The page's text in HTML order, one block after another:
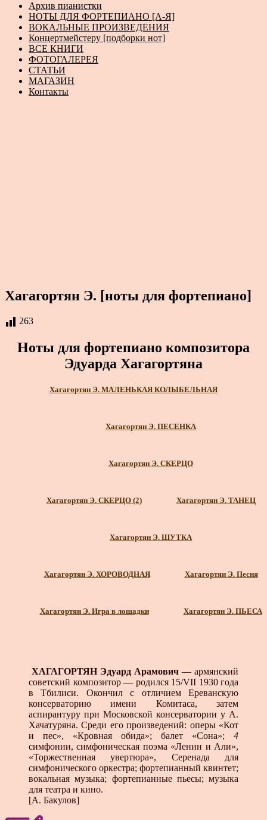
Архив пианистки
НОТЫ ДЛЯ ФОРТЕПИАНО [А-Я]
ВОКАЛЬНЫЕ ПРОИЗВЕДЕНИЯ
Концертмейстеру [подборки нот]
ВСЕ КНИГИ
ФОТОГАЛЕРЕЯ
СТАТЬИ
МАГАЗИН
Контакты
Хагагортян Э. [ноты для фортепиано]
263
Ноты для фортепиано композитора
Эдуарда Хагагортяна
Хагагортян Э. МАЛЕНЬКАЯ КОЛЫБЕЛЬНАЯ
Хагагортян Э. ПЕСЕНКА
Хагагортян Э. СКЕРЦО
Хагагортян Э. СКЕРЦО (2) Хагагортян Э. ТАНЕЦ
Хагагортян Э. ШУТКА
Хагагортян Э. ХОРОВОДНАЯ Хагагортян Э. Песня
Хагагортян Э. Игра в лошадки Хагагортян Э. ПЬЕСА
ХАГАГОРТЯН Эдуард Арамович — армянский
советский композитор — родился 15/VII 1930 года
в Тбилиси. Окончил с отличием Ереванскую
консерваторию имени Комитаса, затем
аспирантуру при Московской консерватории у А.
Хачатуряна. Среди его произведений: оперы «Кот
и пес», «Кровная обида»; балет «Сона»; 4
симфонии, симфоническая поэма «Ленин и Али»,
«Торжественная увертюра», Серенада для
симфониче­ского оркестра; фортепианный квинтет;
вокальная музыка; фортепианные пьесы; музыка
для театра и кино.
[А. Бакулов]